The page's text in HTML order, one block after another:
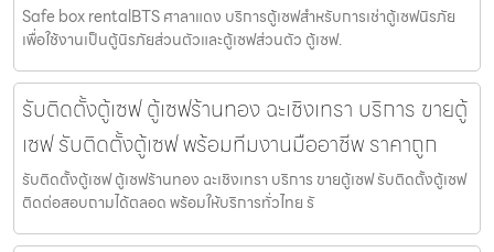
Safe box rentalBTS ศาลาแดง บริการตู้เซฟสำหรับการเช่าตู้เซฟนิรภัย
เพื่อใช้งานเป็นตู้นิรภัยส่วนตัวและตู้เซฟส่วนตัว ตู้เซฟ.
รับติดตั้งตู้เซฟ ตู้เซฟร้านทอง ฉะเชิงเทรา บริการ ขายตู้
เซฟ รับติดตั้งตู้เซฟ พร้อมทีมงานมืออาชีพ ราคาถูก
รับติดตั้งตู้เซฟ ตู้เซฟร้านทอง ฉะเชิงเทรา บริการ ขายตู้เซฟ รับติดตั้งตู้เซฟ
ติดต่อสอบถามได้ตลอด พร้อมให้บริการทั่วไทย รั